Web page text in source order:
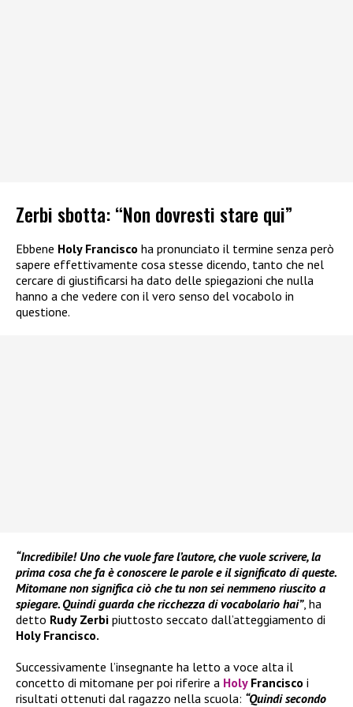
Zerbi sbotta: “Non dovresti stare qui”
Ebbene Holy Francisco ha pronunciato il termine senza però
sapere effettivamente cosa stesse dicendo, tanto che nel
cercare di giustificarsi ha dato delle spiegazioni che nulla
hanno a che vedere con il vero senso del vocabolo in
questione.
“Incredibile! Uno che vuole fare l’autore, che vuole scrivere, la
prima cosa che fa è conoscere le parole e il significato di queste.
Mitomane non significa ciò che tu non sei nemmeno riuscito a
spiegare. Quindi guarda che ricchezza di vocabolario hai”, ha
detto Rudy Zerbi piuttosto seccato dall’atteggiamento di
Holy Francisco.
Successivamente l’insegnante ha letto a voce alta il
concetto di mitomane per poi riferire a Holy Francisco i
risultati ottenuti dal ragazzo nella scuola: “Quindi secondo